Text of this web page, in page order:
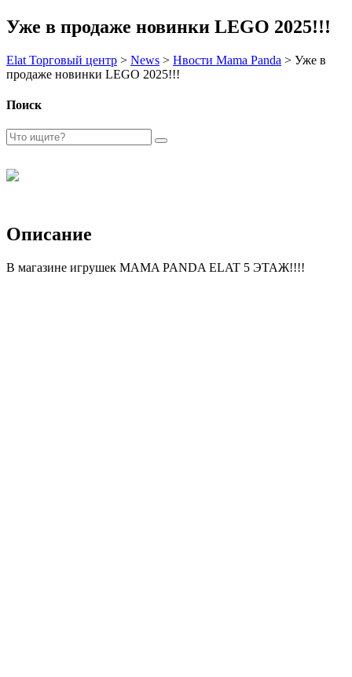
Уже в продаже новинки LEGO 2025!!!
Elat Торговый центр > News > Нвости Mama Panda > Уже в
продаже новинки LEGO 2025!!!
Поиск
Описание
В магазине игрушек MAMA PANDA ELAT 5 ЭТАЖ!!!!